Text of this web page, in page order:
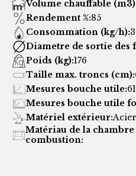
Volume chauffable
Rendement %:85
Consommation (kg/h):
Diametre de sortie des
Poids (kg):176
Taille max. troncs (cm):
Mesures bouche utile:
Mesures bouche utile
Matériel extérieur:
Matériau de la chambre
combustion: